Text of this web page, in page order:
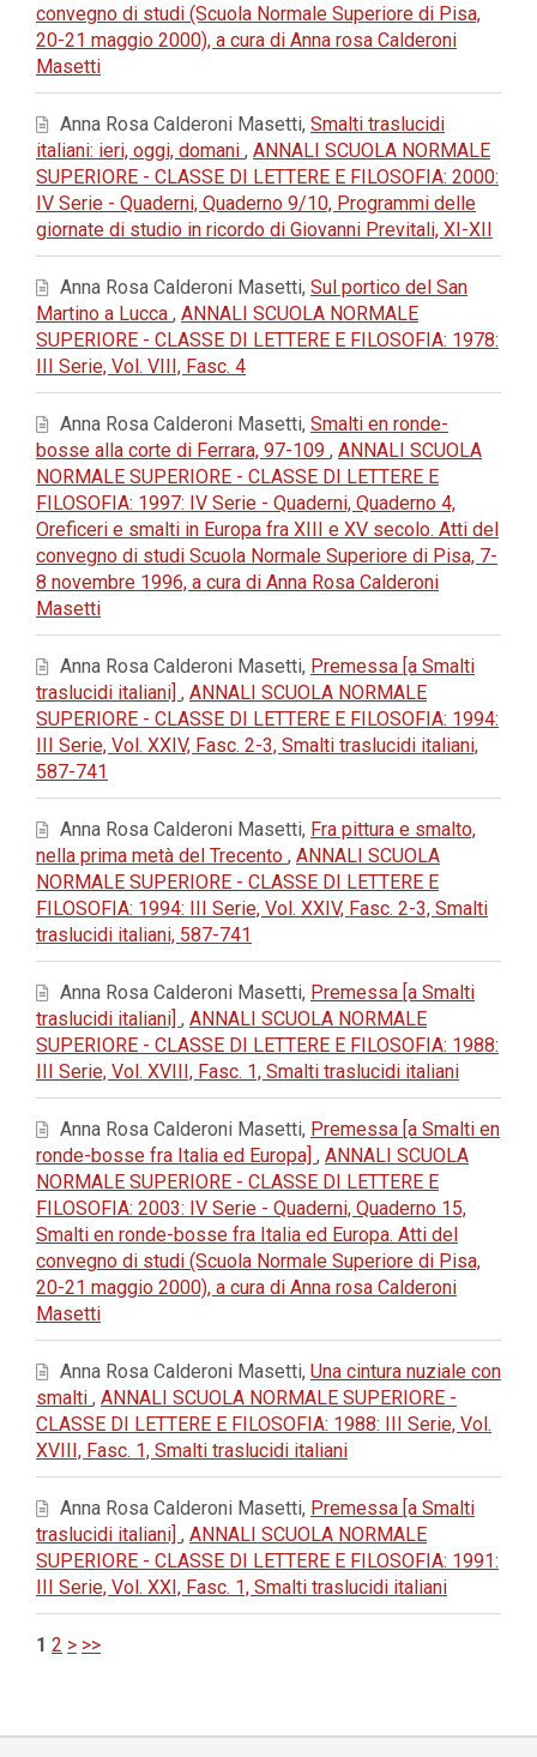
convegno di studi (Scuola Normale Superiore di Pisa,
20-21 maggio 2000), a cura di Anna rosa Calderoni
Masetti
Anna Rosa Calderoni Masetti, Smalti traslucidi
italiani: ieri, oggi, domani , ANNALI SCUOLA NORMALE
SUPERIORE - CLASSE DI LETTERE E FILOSOFIA: 2000:
IV Serie - Quaderni, Quaderno 9/10, Programmi delle
giornate di studio in ricordo di Giovanni Previtali, XI-XII
Anna Rosa Calderoni Masetti, Sul portico del San
Martino a Lucca , ANNALI SCUOLA NORMALE
SUPERIORE - CLASSE DI LETTERE E FILOSOFIA: 1978:
III Serie, Vol. VIII, Fasc. 4
Anna Rosa Calderoni Masetti, Smalti en ronde-
bosse alla corte di Ferrara, 97-109 , ANNALI SCUOLA
NORMALE SUPERIORE - CLASSE DI LETTERE E
FILOSOFIA: 1997: IV Serie - Quaderni, Quaderno 4,
Oreficeri e smalti in Europa fra XIII e XV secolo. Atti del
convegno di studi Scuola Normale Superiore di Pisa, 7-
8 novembre 1996, a cura di Anna Rosa Calderoni
Masetti
Anna Rosa Calderoni Masetti, Premessa [a Smalti
traslucidi italiani] , ANNALI SCUOLA NORMALE
SUPERIORE - CLASSE DI LETTERE E FILOSOFIA: 1994:
III Serie, Vol. XXIV, Fasc. 2-3, Smalti traslucidi italiani,
587-741
Anna Rosa Calderoni Masetti, Fra pittura e smalto,
nella prima metà del Trecento , ANNALI SCUOLA
NORMALE SUPERIORE - CLASSE DI LETTERE E
FILOSOFIA: 1994: III Serie, Vol. XXIV, Fasc. 2-3, Smalti
traslucidi italiani, 587-741
Anna Rosa Calderoni Masetti, Premessa [a Smalti
traslucidi italiani] , ANNALI SCUOLA NORMALE
SUPERIORE - CLASSE DI LETTERE E FILOSOFIA: 1988:
III Serie, Vol. XVIII, Fasc. 1, Smalti traslucidi italiani
Anna Rosa Calderoni Masetti, Premessa [a Smalti en
ronde-bosse fra Italia ed Europa] , ANNALI SCUOLA
NORMALE SUPERIORE - CLASSE DI LETTERE E
FILOSOFIA: 2003: IV Serie - Quaderni, Quaderno 15,
Smalti en ronde-bosse fra Italia ed Europa. Atti del
convegno di studi (Scuola Normale Superiore di Pisa,
20-21 maggio 2000), a cura di Anna rosa Calderoni
Masetti
Anna Rosa Calderoni Masetti, Una cintura nuziale con
smalti , ANNALI SCUOLA NORMALE SUPERIORE -
CLASSE DI LETTERE E FILOSOFIA: 1988: III Serie, Vol.
XVIII, Fasc. 1, Smalti traslucidi italiani
Anna Rosa Calderoni Masetti, Premessa [a Smalti
traslucidi italiani] , ANNALI SCUOLA NORMALE
SUPERIORE - CLASSE DI LETTERE E FILOSOFIA: 1991:
III Serie, Vol. XXI, Fasc. 1, Smalti traslucidi italiani
1 2 > >>